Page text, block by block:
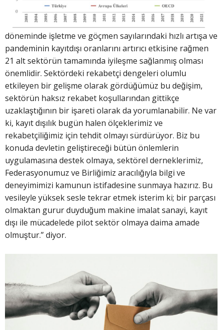
döneminde işletme ve göçmen sayılarındaki hızlı artışa ve
pandeminin kayıtdışı oranlarını artırıcı etkisine rağmen
21 alt sektörün tamamında iyileşme sağlanmış olması
önemlidir. Sektördeki rekabetçi dengeleri olumlu
etkileyen bir gelişme olarak gördüğümüz bu değişim,
sektörün haksız rekabet koşullarından gittikçe
uzaklaştığının bir işareti olarak da yorumlanabilir. Ne var
ki, kayıt dışılık bugün halen ölçeklerimiz ve
rekabetçiliğimiz için tehdit olmayı sürdürüyor. Biz bu
konuda devletin geliştireceği bütün önlemlerin
uygulamasına destek olmaya, sektörel derneklerimiz,
Federasyonumuz ve Birliğimiz aracılığıyla bilgi ve
deneyimimizi kamunun istifadesine sunmaya hazırız. Bu
vesileyle yüksek sesle tekrar etmek isterim ki; bir parçası
olmaktan gurur duyduğum makine imalat sanayi, kayıt
dışı ile mücadelede pilot sektör olmaya daima amade
olmuştur.” diyor.